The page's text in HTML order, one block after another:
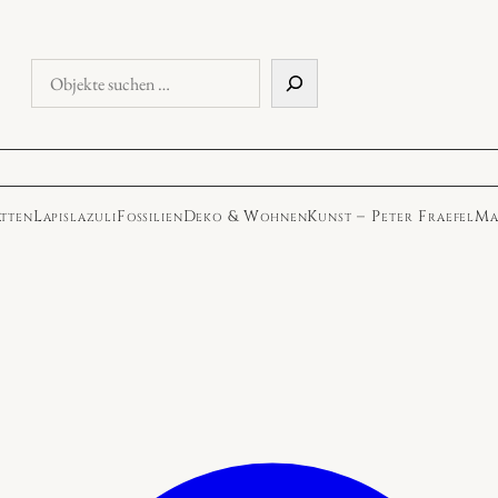
Objekte
suchen
LapislazuliFossilienDeko & WohnenKunst – Peter Fraefel